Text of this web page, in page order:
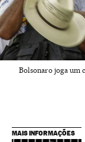
Bolsonaro joga um
MAIS INFORMAÇÕES